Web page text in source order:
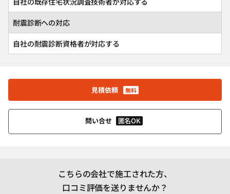
耐震診断への対応
自社の耐震診断資格者が対応する
見積依頼 無料
問い合せ 匿名OK
こちらの会社で施工された方、
口コミ評価を送りませんか？